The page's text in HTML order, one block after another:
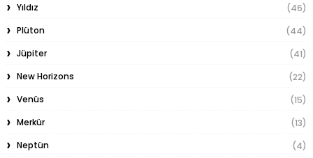
Yıldız
(46)
Plüton
(44)
Jüpiter
(41)
New Horizons
(22)
Venüs
(15)
Merkür
(13)
Neptün
(4)